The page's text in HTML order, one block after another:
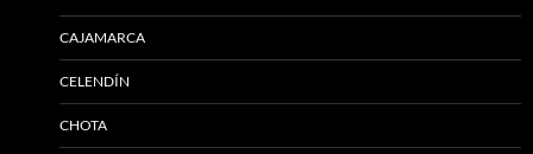
CAJAMARCA
CELENDÍN
CHOTA